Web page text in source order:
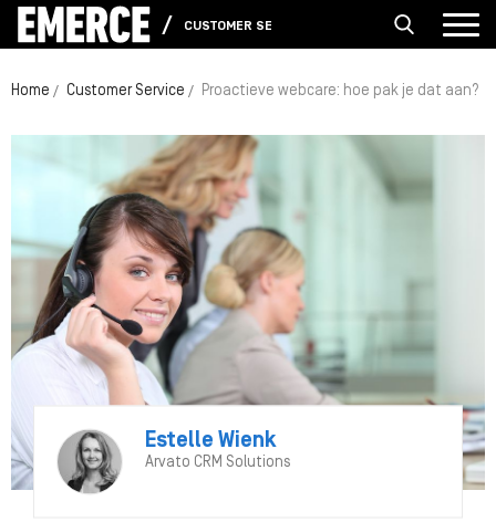
CUSTOMER SERVICE
Home Customer Service Proactieve webcare: hoe pak je dat aan?
Estelle Wienk
Arvato CRM Solutions